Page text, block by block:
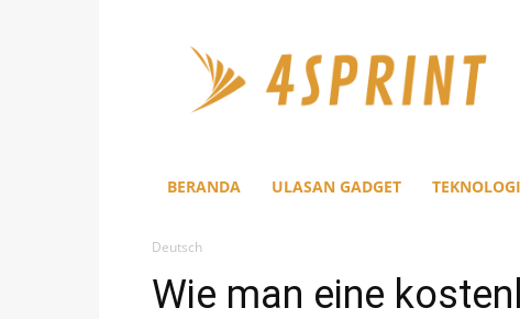
BERANDA ULASAN GADGET TEKNOLOGI
Deutsch
Wie man eine